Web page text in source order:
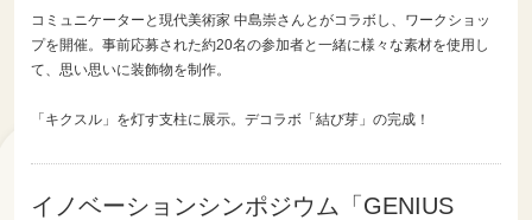
コミュニケーターと現代美術家 中島崇さんとがコラボし、ワークショッ
プを開催。事前応募された約20名の参加者と一緒に様々な素材を使用し
て、思い思いに装飾物を制作。
「キクスル」を灯す支柱に展示。デコラボ「結び芽」の完成！
イノベーションシンポジウム「GENIUS